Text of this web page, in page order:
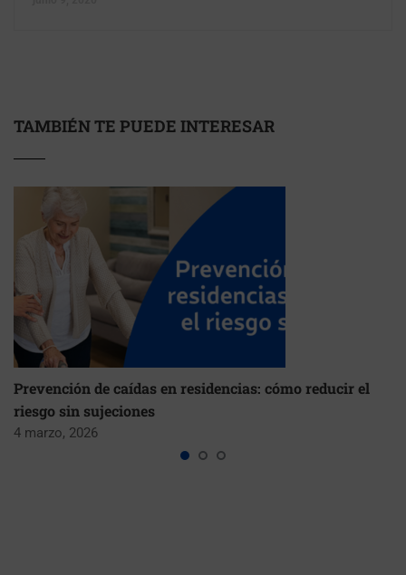
TAMBIÉN TE PUEDE INTERESAR
Prevención de caídas en residencias: cómo reducir el
riesgo sin sujeciones
4 marzo, 2026